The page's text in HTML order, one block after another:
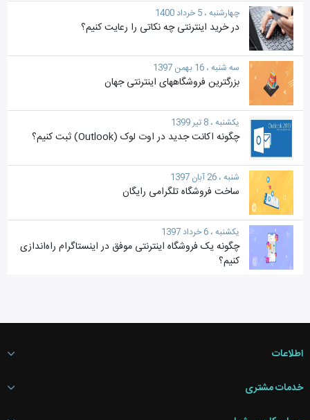
چهارشنبه ، 5 خرداد 1400
در خرید اینترنتی چه نکاتی را رعایت کنیم؟
سه شنبه ، 16 بهمن 1397
بزرگترین فروشگاههای اینترنتی جهان
یکشنبه ، 8 تیر 1399
چگونه اکانت جدید در اوت لوک (Outlook) ثبت کنیم؟
شنبه ، 26 آبان 1397
ساخت فروشگاه تلگرامی رایگان
یکشنبه ، 6 خرداد 1397
چگونه یک فروشگاه اینترنتی موفق در اینستاگرام راه‌اندازی
کنیم؟
اطلاعات
خدمات مشتری